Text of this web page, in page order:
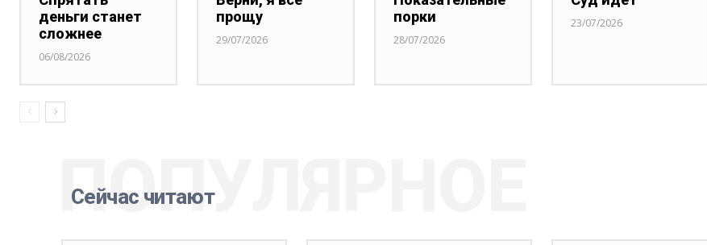
деньги станет
сложнее
06/08/2026
прощу
29/07/2026
порки
28/07/2026
23/07/2026
Сейчас читают
ПОПУЛЯРНОЕ